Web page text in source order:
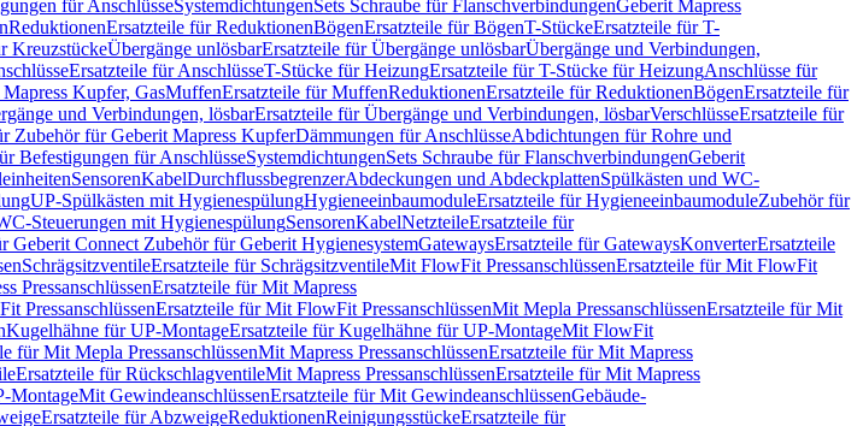
für AnschlüsseSystemdichtungenSets Schraube für FlanschverbindungenGeberit Mapress
ReduktionenErsatzteile für ReduktionenBögenErsatzteile für BögenT-StückeErsatzteile für T-
KreuzstückeÜbergänge unlösbarErsatzteile für Übergänge unlösbarÜbergänge und Verbindungen,
Ersatzteile für AnschlüsseT-Stücke für HeizungErsatzteile für T-Stücke für HeizungAnschlüsse für
Kupfer, GasMuffenErsatzteile für MuffenReduktionenErsatzteile für ReduktionenBögenErsatzteile für
und Verbindungen, lösbarErsatzteile für Übergänge und Verbindungen, lösbarVerschlüsseErsatzteile für
Zubehör für Geberit Mapress KupferDämmungen für AnschlüsseAbdichtungen für Rohre und
Befestigungen für AnschlüsseSystemdichtungenSets Schraube für FlanschverbindungenGeberit
SensorenKabelDurchflussbegrenzerAbdeckungen und AbdeckplattenSpülkästen und WC-
UP-Spülkästen mit HygienespülungHygieneeinbaumoduleErsatzteile für HygieneeinbaumoduleZubehör für
Steuerungen mit HygienespülungSensorenKabelNetzteileErsatzteile für
Geberit Connect Zubehör für Geberit HygienesystemGatewaysErsatzteile für GatewaysKonverterErsatzteile
SchrägsitzventileErsatzteile für SchrägsitzventileMit FlowFit PressanschlüssenErsatzteile für Mit FlowFit
PressanschlüssenErsatzteile für Mit Mapress
PressanschlüssenErsatzteile für Mit FlowFit PressanschlüssenMit Mepla PressanschlüssenErsatzteile für Mit
Kugelhähne für UP-MontageErsatzteile für Kugelhähne für UP-MontageMit FlowFit
für Mit Mepla PressanschlüssenMit Mapress PressanschlüssenErsatzteile für Mit Mapress
Ersatzteile für RückschlagventileMit Mapress PressanschlüssenErsatzteile für Mit Mapress
MontageMit GewindeanschlüssenErsatzteile für Mit GewindeanschlüssenGebäude-
Ersatzteile für AbzweigeReduktionenReinigungsstückeErsatzteile für